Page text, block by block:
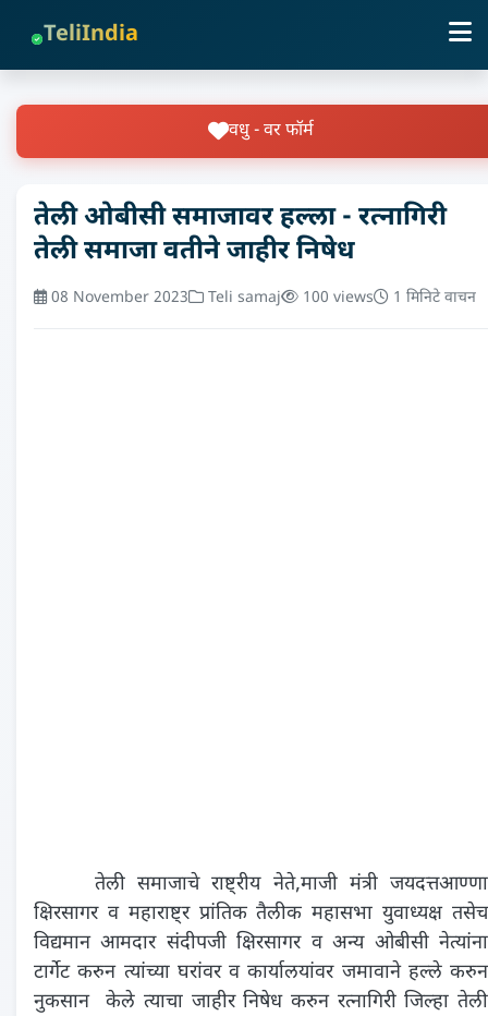
TeliIndia
वधु - वर फॉर्म
तेली ओबीसी समाजावर हल्ला - रत्नागिरी
तेली समाजा वतीने जाहीर निषेध
08 November 2023 Teli samaj 100 views 1 मिनिटे वाचन
तेली समाजाचे राष्ट्रीय नेते,माजी मंत्री जयदत्तआण्णा
क्षिरसागर व महाराष्ट्र प्रांतिक तैलीक महासभा युवाध्यक्ष तसेच
विद्यमान आमदार संदीपजी क्षिरसागर व अन्य ओबीसी नेत्यांना
टार्गेट करुन त्यांच्या घरांवर व कार्यालयांवर जमावाने हल्ले करुन
नुकसान केले त्याचा जाहीर निषेध करुन रत्नागिरी जिल्हा तेली